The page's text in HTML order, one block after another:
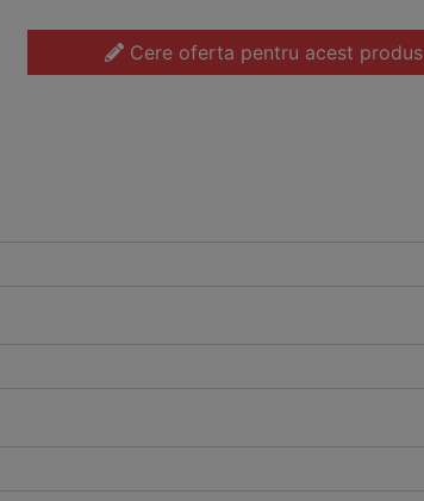
Cere oferta pentru acest produs